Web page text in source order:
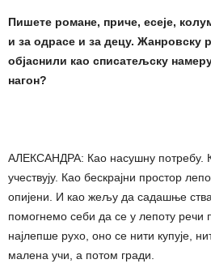
Пишете романе, приче, есеје,
и за одрасе и за децу. Жанровску
објаснили као списатељску
нагон?
АЛЕКСАНДРА: Као насушну потребу.
учествују. Као бескрајни простор
опијени. И као жељу да садашње
помогнемо себи да се у лепоту речи
најлепше рухо, оно се нити купује,
малена учи, а потом гради.